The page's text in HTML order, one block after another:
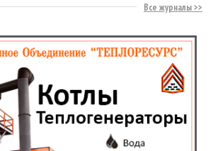
Все журналы